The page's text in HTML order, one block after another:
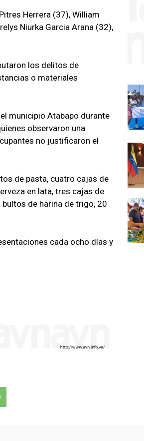
Herrera (37), William
Niurka Garcia Arana (32),
los delitos de
o materiales
municipio Atabapo durante
observaron una
no justificaron el
de pasta, cuatro cajas de
en lata, tres cajas de
de harina de trigo, 20
cada ocho días y